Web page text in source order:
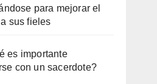
para mejorar el
sus fieles
es importante
con un sacerdote?